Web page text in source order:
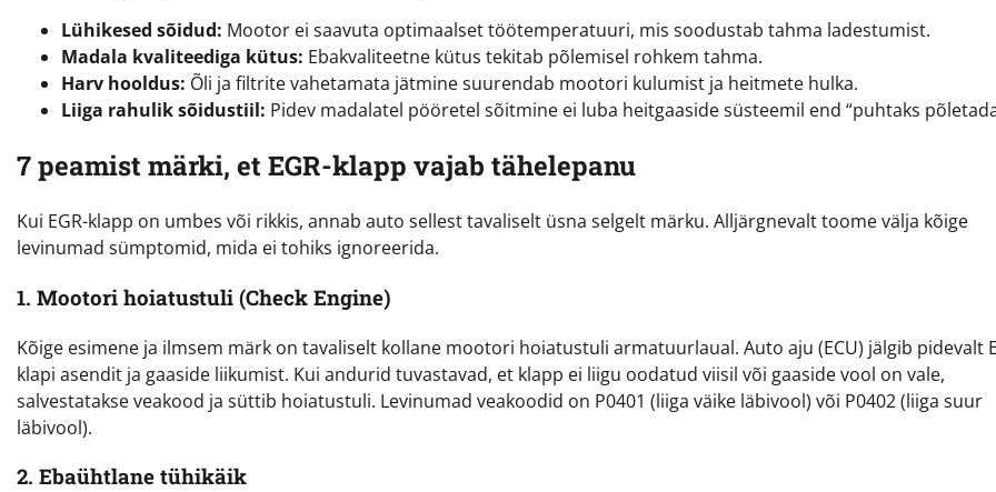
Lühikesed sõidud: Mootor ei saavuta optimaalset töötemperatuuri, mis soodustab tahma ladestumist.
Madala kvaliteediga kütus: Ebakvaliteetne kütus tekitab põlemisel rohkem tahma.
Harv hooldus: Õli ja filtrite vahetamata jätmine suurendab mootori kulumist ja heitmete hulka.
Liiga rahulik sõidustiil: Pidev madalatel pööretel sõitmine ei luba heitgaaside süsteemil end “puhtaks
7 peamist märki, et EGR-klapp vajab tähelepanu
Kui EGR-klapp on umbes või rikkis, annab auto sellest tavaliselt üsna selgelt märku. Alljärgnevalt toome välja kõige
levinumad sümptomid, mida ei tohiks ignoreerida.
1. Mootori hoiatustuli (Check Engine)
Kõige esimene ja ilmsem märk on tavaliselt kollane mootori hoiatustuli armatuurlaual. Auto aju (ECU) jälgib pidevalt
klapi asendit ja gaaside liikumist. Kui andurid tuvastavad, et klapp ei liigu oodatud viisil või gaaside vool on vale,
salvestatakse veakood ja süttib hoiatustuli. Levinumad veakoodid on P0401 (liiga väike läbivool) või P0402 (liiga suur
läbivool).
2. Ebaühtlane tühikäik